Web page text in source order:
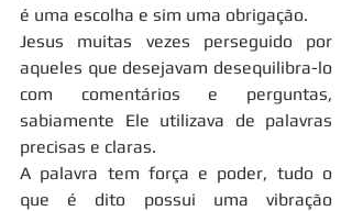
é uma escolha e sim uma obrigação.
Jesus muitas vezes perseguido por
aqueles que desejavam desequilibra-lo
com comentários e perguntas,
sabiamente Ele utilizava de palavras
precisas e claras.
A palavra tem força e poder, tudo o
que é dito possui uma vibração